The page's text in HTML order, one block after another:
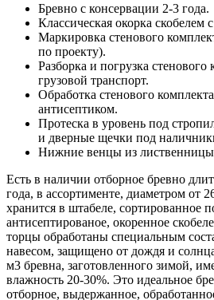
Бревно с консервации 2-3 года.
Классическая окорка скобелем
Маркировка стенового
по проекту).
Разборка и погрузка стенового
грузовой транспорт.
Обработка стенового
антисептиком.
Протеска в уровень под
и дверные щечки под
Нижние венцы из
Есть в наличии отборное бревно
года, в ассортименте, диаметром от
хранится в штабеле, сортированное
антисептированое, окоренное
торцы обработаны специальным
навесом, защищено от дождя и
м3 бревна, заготовленного зимой,
влажность 20-30%. Это идеальное
отборное, выдержанное,